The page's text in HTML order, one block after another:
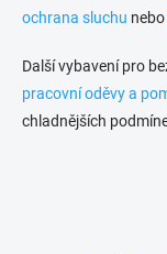
ochrana sluchu nebo
Další vybavení pro
pracovní oděvy a
chladnějších